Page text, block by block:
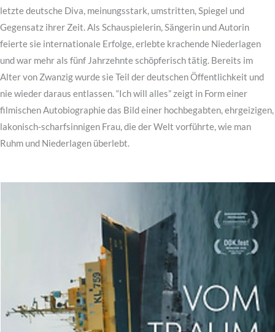
letzte deutsche Diva, meinungsstark, umstritten, Spiegel und
Gegensatz ihrer Zeit. Als Schauspielerin, Sängerin und Autorin
feierte sie internationale Erfolge, erlebte krachende Niederlagen
und war mehr als fünf Jahrzehnte schöpferisch tätig. Bereits im
Alter von Zwanzig wurde sie Teil der deutschen Öffentlichkeit und
nie wieder daraus entlassen. “Ich will alles” zeigt in Form einer
filmischen Autobiographie das Bild einer hochbegabten, ehrgeizigen,
lakonisch-scharfsinnigen Frau, die der Welt vorführte, wie man
Ruhm und Niederlagen überlebt.